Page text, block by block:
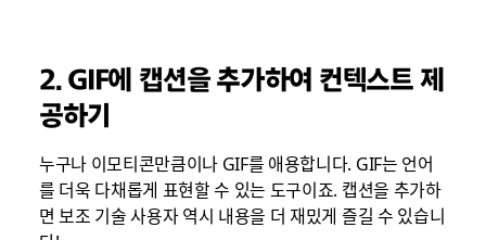
2.GIF에 캡션을 추가하여 컨텍스트 제
공하기
누구나 이모티콘만큼이나 GIF를 애용합니다. GIF는 언어
를 더욱 다채롭게 표현할 수 있는 도구이죠. 캡션을 추가하
면 보조 기술 사용자 역시 내용을 더 재밌게 즐길 수 있습니